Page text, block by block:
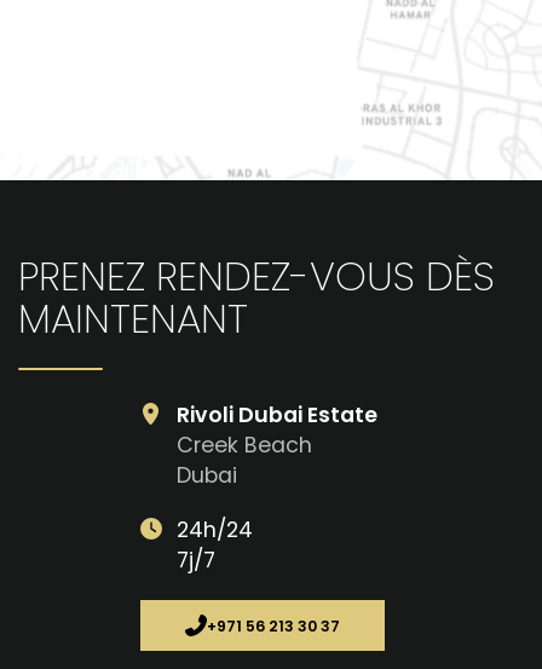
PRENEZ RENDEZ-VOUS DÈS
MAINTENANT
Rivoli Dubai Estate
Creek Beach
Dubai
24h/24
7j/7
+971 56 213 30 37